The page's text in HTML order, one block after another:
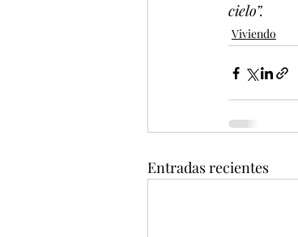
cielo”.
Viviendo
Entradas recientes